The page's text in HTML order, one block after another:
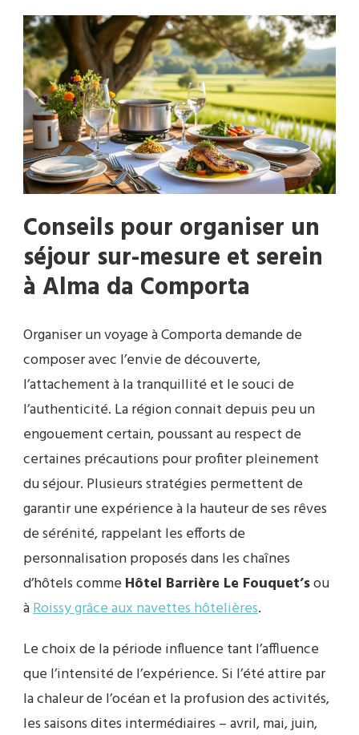
Conseils pour organiser un
séjour sur-mesure et serein
à Alma da Comporta
Organiser un voyage à Comporta demande de
composer avec l’envie de découverte,
l’attachement à la tranquillité et le souci de
l’authenticité. La région connait depuis peu un
engouement certain, poussant au respect de
certaines précautions pour profiter pleinement
du séjour. Plusieurs stratégies permettent de
garantir une expérience à la hauteur de ses rêves
de sérénité, rappelant les efforts de
personnalisation proposés dans les chaînes
d’hôtels comme Hôtel Barrière Le Fouquet’sou
àRoissy grâce aux navettes hôtelières.
Le choix de la période influence tant l’affluence
que l’intensité de l’expérience. Si l’été attire par
la chaleur de l’océan et la profusion des activités,
les saisons dites intermédiaires – avril, mai, juin,